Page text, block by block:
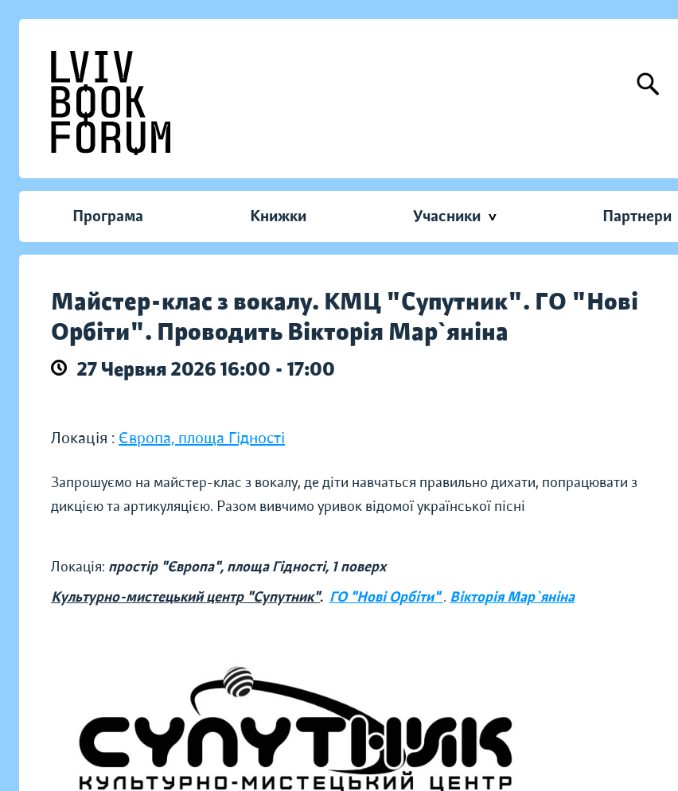
Програма Книжки Учасники Партнери
Майстер-клас з вокалу. КМЦ "Супутник". ГО "Нові
Орбіти". Проводить Вікторія Мар`яніна
27 Червня 2026 16:00 - 17:00
Локація : Європа, площа Гідності
Запрошуємо на майстер-клас з вокалу, де діти навчаться правильно дихати, попрацювати з
дикцією та артикуляцією. Разом вивчимо уривок відомої української пісні
Локація: простір "Європа", площа Гідності, 1 поверх
Культурно-мистецький центр "Супутник". ГО "Нові Орбіти". Вікторія Мар`яніна